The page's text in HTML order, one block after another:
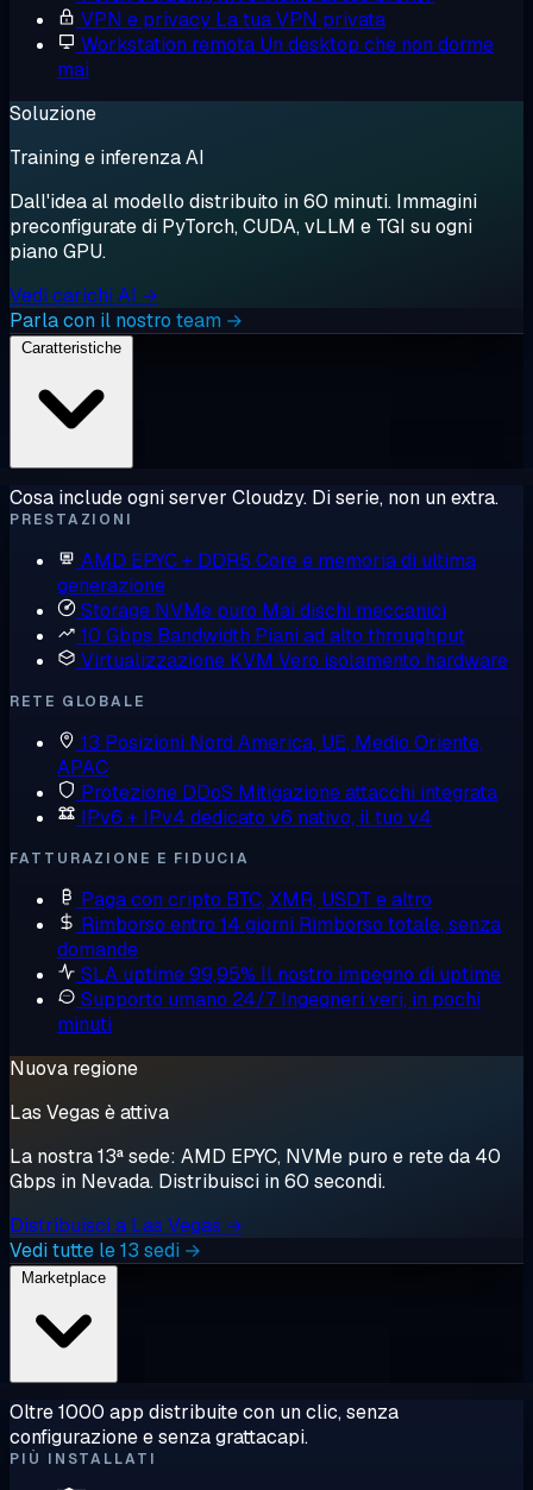
VPN e privacy La tua VPN privata
Workstation remota Un desktop che non dorme
mai
Soluzione
Training e inferenza AI
Dall'idea al modello distribuito in 60 minuti. Immagini
preconfigurate di PyTorch, CUDA, vLLM e TGI su ogni
piano GPU.
Vedi carichi AI →
Parla con il nostro team →
Cosa include ogni server Cloudzy. Di serie, non un extra.
PRESTAZIONI
AMD EPYC + DDR5 Core e memoria di ultima
generazione
Storage NVMe puro Mai dischi meccanici
10 Gbps Bandwidth Piani ad alto throughput
Virtualizzazione KVM Vero isolamento hardware
RETE GLOBALE
13 Posizioni Nord America, UE, Medio Oriente,
APAC
Protezione DDoS Mitigazione attacchi integrata
IPv6 + IPv4 dedicato v6 nativo, il tuo v4
FATTURAZIONE E FIDUCIA
Paga con cripto BTC, XMR, USDT e altro
Rimborso entro 14 giorni Rimborso totale, senza
domande
SLA uptime 99,95% Il nostro impegno di uptime
Supporto umano 24/7 Ingegneri veri, in pochi
minuti
Nuova regione
Las Vegas è attiva
La nostra 13ª sede: AMD EPYC, NVMe puro e rete da 40
Gbps in Nevada. Distribuisci in 60 secondi.
Distribuisci a Las Vegas →
Vedi tutte le 13 sedi →
Oltre 1000 app distribuite con un clic, senza
configurazione e senza grattacapi.
PIÙ INSTALLATI